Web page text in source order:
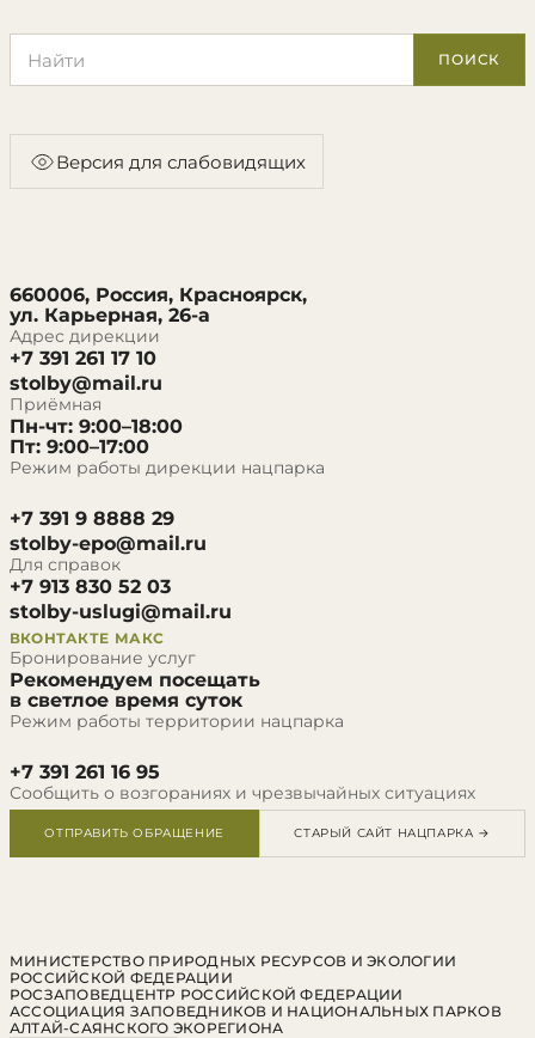
ПОИСК
Версия для слабовидящих
660006, Россия, Красноярск,
ул. Карьерная, 26-а
Адрес дирекции
+7 391 261 17 10
stolby@mail.ru
Приёмная
Пн-чт: 9:00–18:00
Пт: 9:00–17:00
Режим работы дирекции нацпарка
+7 391 9 8888 29
stolby-epo@mail.ru
Для справок
+7 913 830 52 03
stolby-uslugi@mail.ru
ВКОНТАКТЕ МАКС
Бронирование услуг
Рекомендуем посещать
в светлое время суток
Режим работы территории нацпарка
+7 391 261 16 95
Сообщить о возгораниях и чрезвычайных ситуациях
ОТПРАВИТЬ ОБРАЩЕНИЕ СТАРЫЙ САЙТ НАЦПАРКА →
МИНИСТЕРСТВО ПРИРОДНЫХ РЕСУРСОВ И ЭКОЛОГИИ
РОССИЙСКОЙ ФЕДЕРАЦИИ
РОСЗАПОВЕДЦЕНТР РОССИЙСКОЙ ФЕДЕРАЦИИ
АССОЦИАЦИЯ ЗАПОВЕДНИКОВ И НАЦИОНАЛЬНЫХ ПАРКОВ
АЛТАЙ-САЯНСКОГО ЭКОРЕГИОНА